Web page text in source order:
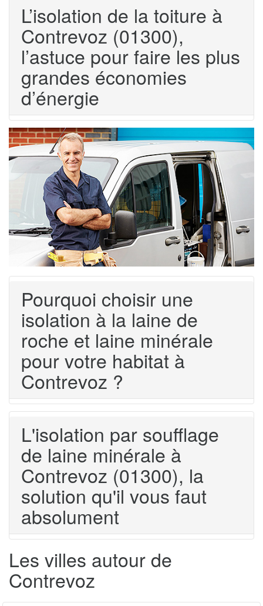
L’isolation de la toiture à
Contrevoz (01300),
l’astuce pour faire les plus
grandes économies
d’énergie
Pourquoi choisir une
isolation à la laine de
roche et laine minérale
pour votre habitat à
Contrevoz ?
L'isolation par soufflage
de laine minérale à
Contrevoz (01300), la
solution qu'il vous faut
absolument
Les villes autour de
Contrevoz